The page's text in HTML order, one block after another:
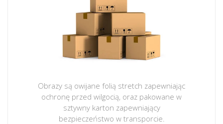
Obrazy są owijane folią stretch zapewniając
ochronę przed wilgocią, oraz pakowane w
sztywny karton zapewniający
bezpieczeństwo w transporcie.